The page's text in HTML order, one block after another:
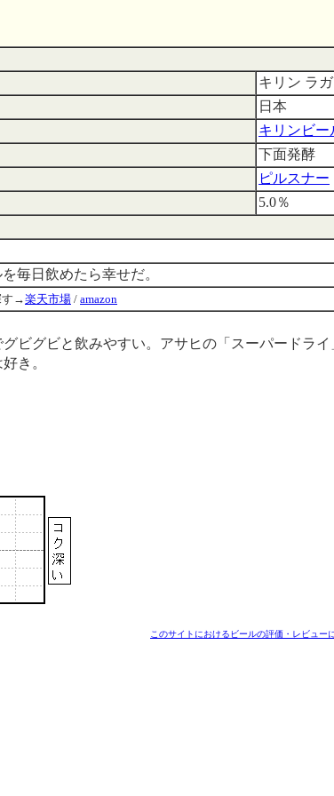
キリン ラ
日本
キリンビー
下面発酵
ピルスナー
5.0％
毎日飲めたら幸せだ。
す→楽天市場 / amazon
ビグビと飲みやすい。アサヒの「スーパードライ
き。
このサイトにおけるビールの評価・レビュー